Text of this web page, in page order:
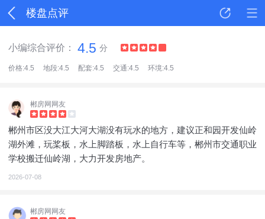
楼盘点评
小编综合评价： 4.5 分
价格:4.5 地段:4.5 配套:4.5 交通:4.5 环境:4.5
郴房网网友
郴州市区没大江大河大湖没有玩水的地方，建议正和园开发仙岭
湖外滩，玩桨板，水上脚踏板，水上自行车等，郴州市交通职业
学校搬迁仙岭湖，大力开发房地产。
2026-07-08
郴房网网友